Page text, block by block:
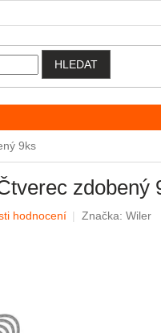
HLEDAT
9ks
zdobený
je 0,0 z 5 hvězdiček.
hodnocení Značka: Wiler